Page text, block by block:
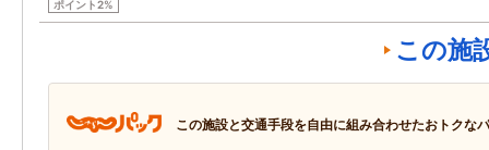
ポイント2%
この施
この施設と交通手段を自由に組み合わせたおトクな